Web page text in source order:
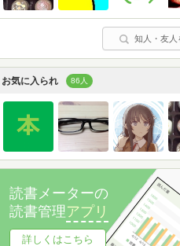
知人・友人
お気に入られ 86人
読書メーターの
読書管理アプリ
詳しくはこちら